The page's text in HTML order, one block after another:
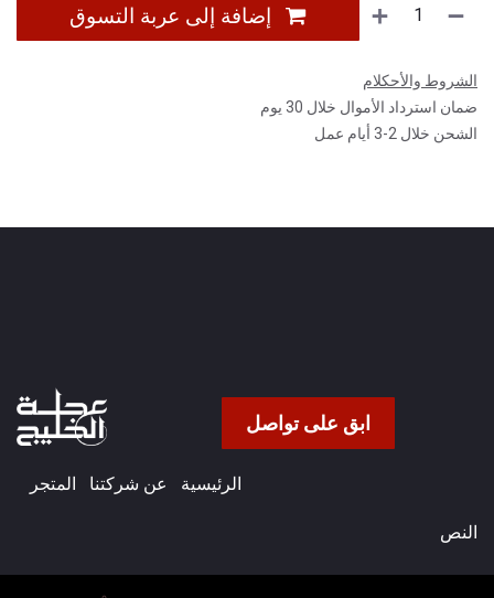
إضافة إلى عربة التسوق
الشروط والأحكلام
ضمان استرداد الأموال خلال 30 يوم
الشحن خلال 2-3 أيام عمل
ابق على تواصل
الرئيسية عن شركتنا​ المتجر
النص